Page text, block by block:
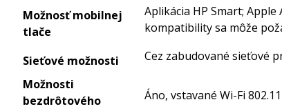
Možnosť mobilnej
tlače
Aplikácia HP Smart;
kompatibility sa môže
Sieťové možnosti
Cez zabudované sieťové
Možnosti
bezdrôtového
Áno, vstavané Wi-Fi